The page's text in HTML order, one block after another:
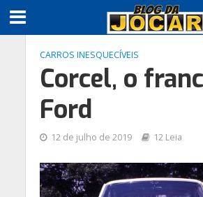
CARROS INESQUECÍVEIS
Corcel, o
Ford
12 de julho de 2019 12 Leia